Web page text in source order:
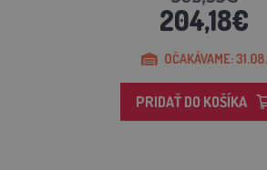
204,18€
OČAKÁVAME: 31.08.
PRIDAŤ DO KOŠÍKA